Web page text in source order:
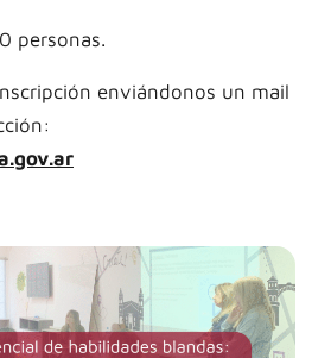
personas.
enviándonos un mail